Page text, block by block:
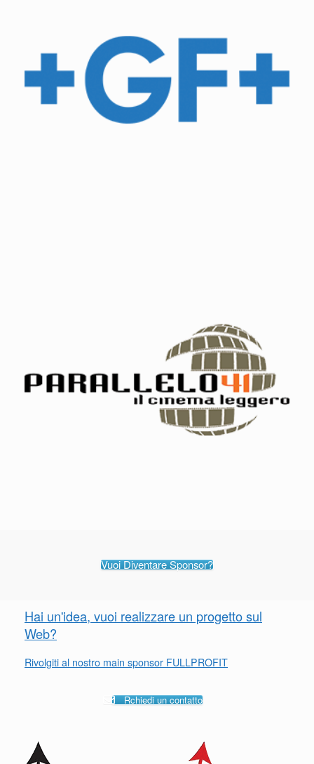
Vuoi Diventare Sponsor?
Hai un'idea, vuoi realizzare un progetto sul
Web?
Rivolgiti al nostro main sponsor FULLPROFIT
Rchiedi un contatto